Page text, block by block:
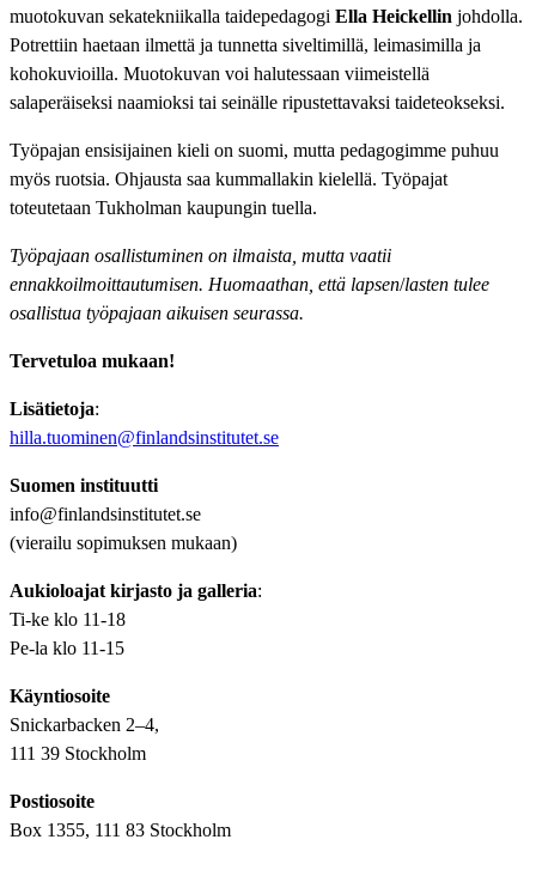
muotokuvan sekatekniikalla taidepedagogi Ella Heickellin johdolla.
Potrettiin haetaan ilmettä ja tunnetta siveltimillä, leimasimilla ja
kohokuvioilla. Muotokuvan voi halutessaan viimeistellä
salaperäiseksi naamioksi tai seinälle ripustettavaksi taideteokseksi.
Työpajan ensisijainen kieli on suomi, mutta pedagogimme puhuu
myös ruotsia. Ohjausta saa kummallakin kielellä. Työpajat
toteutetaan Tukholman kaupungin tuella.
Työpajaan osallistuminen on ilmaista, mutta vaatii
ennakkoilmoittautumisen. Huomaathan, että lapsen/lasten tulee
osallistua työpajaan aikuisen seurassa.
Tervetuloa mukaan!
Lisätietoja:
hilla.tuominen@finlandsinstitutet.se
Suomen instituutti
info@finlandsinstitutet.se
(vierailu sopimuksen mukaan)
Aukioloajat kirjasto ja galleria:
Ti-ke klo 11-18
Pe-la klo 11-15
Käyntiosoite
Snickarbacken 2–4,
111 39 Stockholm
Postiosoite
Box 1355, 111 83 Stockholm